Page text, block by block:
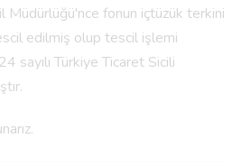
Müdürlüğü'nce fonun içtüzük terkini
edilmiş olup tescil işlemi
sayılı Türkiye Ticaret Sicili